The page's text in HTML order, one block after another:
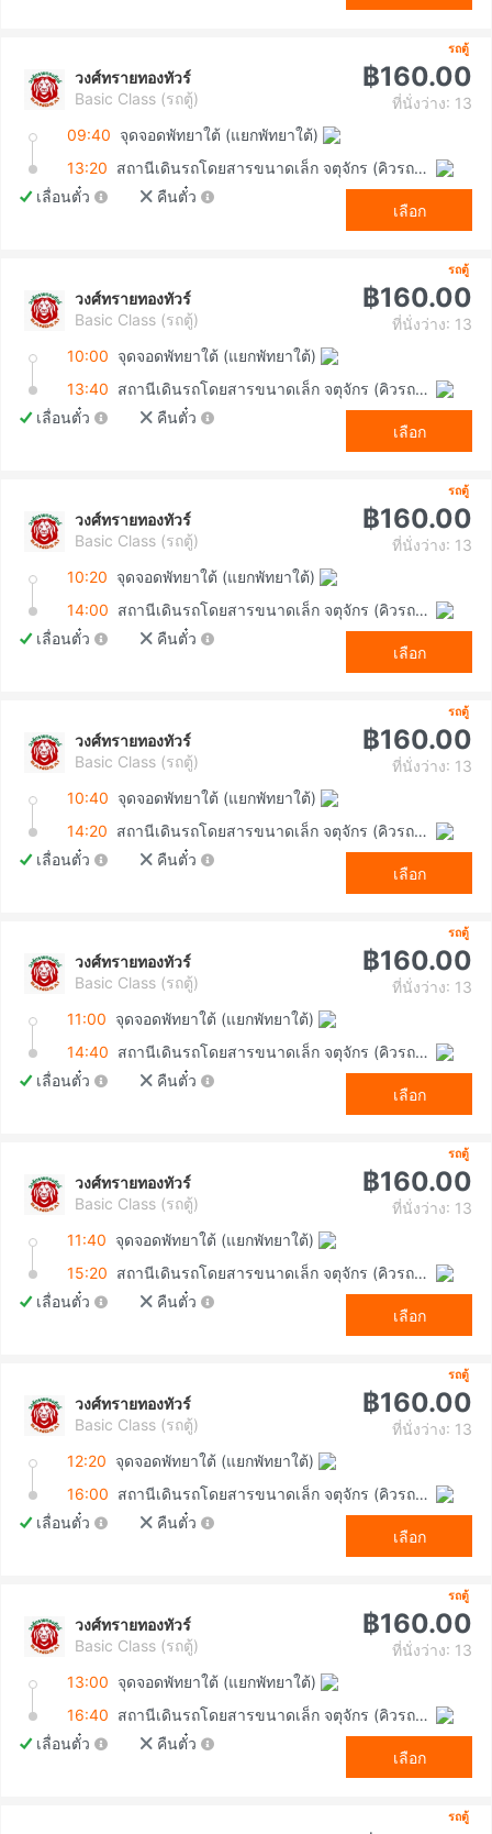
รถตู้
วงศ์ทรายทองทัวร์
Basic Class (รถตู้)
฿160.00
ที่นั่งว่าง: 13
09:40 จุดจอดพัทยาใต้ (แยกพัทยาใต้)
13:20
สถานีเดินรถโดยสารขนาดเล็ก จตุจักร (คิวรถตู้หมอชิต 2)
เลื่อนตั๋ว
คืนตั๋ว
เลือก
รถตู้
วงศ์ทรายทองทัวร์
Basic Class (รถตู้)
฿160.00
ที่นั่งว่าง: 13
10:00 จุดจอดพัทยาใต้ (แยกพัทยาใต้)
13:40
สถานีเดินรถโดยสารขนาดเล็ก จตุจักร (คิวรถตู้หมอชิต 2)
เลื่อนตั๋ว
คืนตั๋ว
เลือก
รถตู้
วงศ์ทรายทองทัวร์
Basic Class (รถตู้)
฿160.00
ที่นั่งว่าง: 13
10:20 จุดจอดพัทยาใต้ (แยกพัทยาใต้)
14:00
สถานีเดินรถโดยสารขนาดเล็ก จตุจักร (คิวรถตู้หมอชิต 2)
เลื่อนตั๋ว
คืนตั๋ว
เลือก
รถตู้
วงศ์ทรายทองทัวร์
Basic Class (รถตู้)
฿160.00
ที่นั่งว่าง: 13
10:40 จุดจอดพัทยาใต้ (แยกพัทยาใต้)
14:20
สถานีเดินรถโดยสารขนาดเล็ก จตุจักร (คิวรถตู้หมอชิต 2)
เลื่อนตั๋ว
คืนตั๋ว
เลือก
รถตู้
วงศ์ทรายทองทัวร์
Basic Class (รถตู้)
฿160.00
ที่นั่งว่าง: 13
11:00 จุดจอดพัทยาใต้ (แยกพัทยาใต้)
14:40
สถานีเดินรถโดยสารขนาดเล็ก จตุจักร (คิวรถตู้หมอชิต 2)
เลื่อนตั๋ว
คืนตั๋ว
เลือก
รถตู้
วงศ์ทรายทองทัวร์
Basic Class (รถตู้)
฿160.00
ที่นั่งว่าง: 13
11:40 จุดจอดพัทยาใต้ (แยกพัทยาใต้)
15:20
สถานีเดินรถโดยสารขนาดเล็ก จตุจักร (คิวรถตู้หมอชิต 2)
เลื่อนตั๋ว
คืนตั๋ว
เลือก
รถตู้
วงศ์ทรายทองทัวร์
Basic Class (รถตู้)
฿160.00
ที่นั่งว่าง: 13
12:20 จุดจอดพัทยาใต้ (แยกพัทยาใต้)
16:00
สถานีเดินรถโดยสารขนาดเล็ก จตุจักร (คิวรถตู้หมอชิต 2)
เลื่อนตั๋ว
คืนตั๋ว
เลือก
รถตู้
วงศ์ทรายทองทัวร์
Basic Class (รถตู้)
฿160.00
ที่นั่งว่าง: 13
13:00 จุดจอดพัทยาใต้ (แยกพัทยาใต้)
16:40
สถานีเดินรถโดยสารขนาดเล็ก จตุจักร (คิวรถตู้หมอชิต 2)
เลื่อนตั๋ว
คืนตั๋ว
เลือก
รถตู้